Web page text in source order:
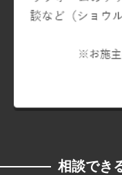
相談でき